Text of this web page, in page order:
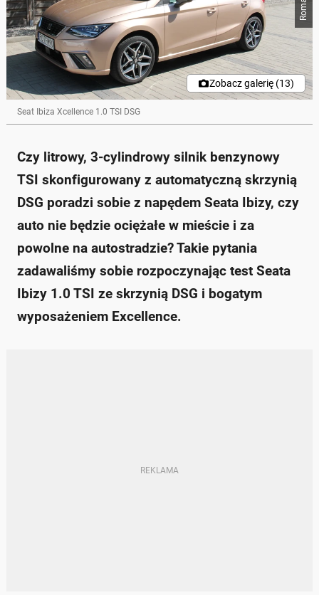
Zobacz galerię (13)
Seat Ibiza Xcellence 1.0 TSI DSG
Czy litrowy, 3-cylindrowy silnik benzynowy
TSI skonfigurowany z automatyczną skrzynią
DSG poradzi sobie z napędem Seata Ibizy, czy
auto nie będzie ociężałe w mieście i za
powolne na autostradzie? Takie pytania
zadawaliśmy sobie rozpoczynając test Seata
Ibizy 1.0 TSI ze skrzynią DSG i bogatym
wyposażeniem Excellence.